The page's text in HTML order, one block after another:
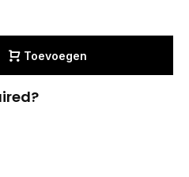
Toevoegen